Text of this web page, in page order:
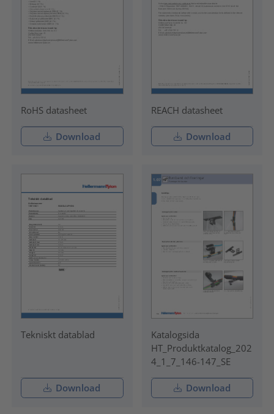
RoHS datasheet
Download
REACH datasheet
Download
Tekniskt datablad
Download
Katalogsida
HT_Produktkatalog_202
4_1_7_146-147_SE
Download